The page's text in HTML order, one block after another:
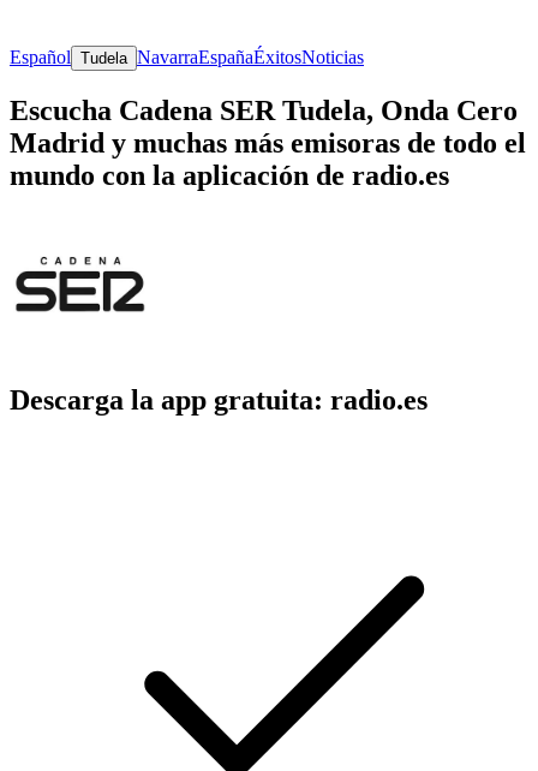
Español Tudela NavarraEspañaÉxitosNoticias
Escucha Cadena SER Tudela, Onda Cero
Madrid y muchas más emisoras de todo el
mundo con la aplicación de radio.es
Descarga la app gratuita: radio.es